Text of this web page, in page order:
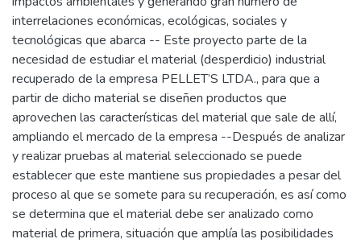
interrelaciones económicas, ecológicas, sociales y
tecnológicas que abarca -- Este proyecto parte de la
necesidad de estudiar el material (desperdicio) industrial
recuperado de la empresa PELLET’S LTDA., para que a
partir de dicho material se diseñen productos que
aprovechen las características del material que sale de allí,
ampliando el mercado de la empresa --Después de analizar
y realizar pruebas al material seleccionado se puede
establecer que este mantiene sus propiedades a pesar del
proceso al que se somete para su recuperación, es así como
se determina que el material debe ser analizado como
material de primera, situación que amplía las posibilidades